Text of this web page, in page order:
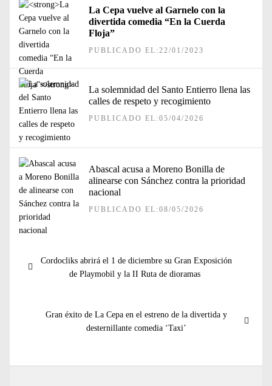
La Cepa vuelve al Garnelo con la
divertida comedia “En la Cuerda
Floja”
PUBLICADO EL:22/01/2023
La solemnidad del Santo Entierro llena las
calles de respeto y recogimiento
PUBLICADO EL:05/04/2026
Abascal acusa a Moreno Bonilla de
alinearse con Sánchez contra la prioridad
nacional
PUBLICADO EL:08/05/2026
de
Entrada
Cordocliks abrirá el 1 de diciembre su Gran Exposición
de Playmobil y la II Ruta de dioramas
Entrada
Gran éxito de La Cepa en el estreno de la divertida y
desternillante comedia ‘Taxi’